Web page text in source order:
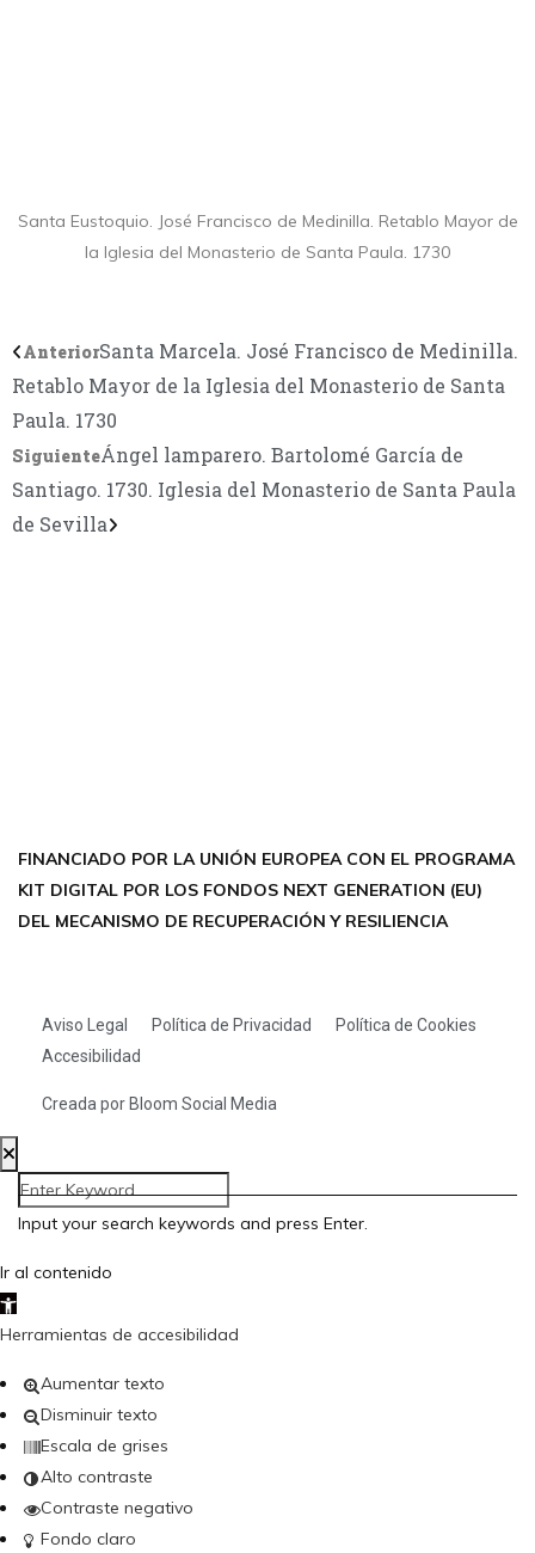
Santa Eustoquio. José Francisco de Medinilla. Retablo Mayor de
la Iglesia del Monasterio de Santa Paula. 1730
AnteriorSanta Marcela. José Francisco de Medinilla.
Retablo Mayor de la Iglesia del Monasterio de Santa
Paula. 1730
SiguienteÁngel lamparero. Bartolomé García de
Santiago. 1730. Iglesia del Monasterio de Santa Paula
de Sevilla
FINANCIADO POR LA UNIÓN EUROPEA CON EL PROGRAMA
KIT DIGITAL POR LOS FONDOS NEXT GENERATION (EU)
DEL MECANISMO DE RECUPERACIÓN Y RESILIENCIA
Creada por Bloom Social Media
Aviso Legal Política de Privacidad
Política de Cookies
Accesibilidad
Input your search keywords and press Enter.
Ir al contenido
Abrir barra de herramientas
Herramientas de accesibilidad
Aumentar texto
Disminuir texto
Escala de grises
Alto contraste
Contraste negativo
Fondo claro